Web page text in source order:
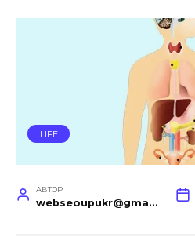
LIFE
АВТОР
webseoupukr@gmail.com